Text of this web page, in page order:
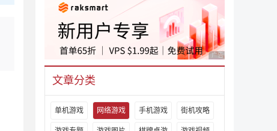
广告 商业广告，理性
文章分类
单机游戏 网络游戏 手机游戏 街机攻略